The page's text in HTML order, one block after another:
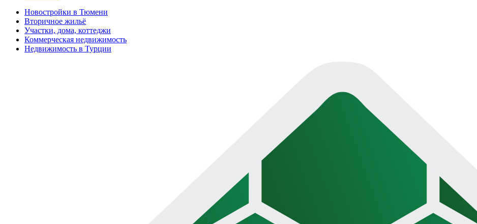
Новостройки в Тюмени
Вторичное жильё
Участки, дома, коттеджи
Коммерческая недвижимость
Недвижимость в Турции